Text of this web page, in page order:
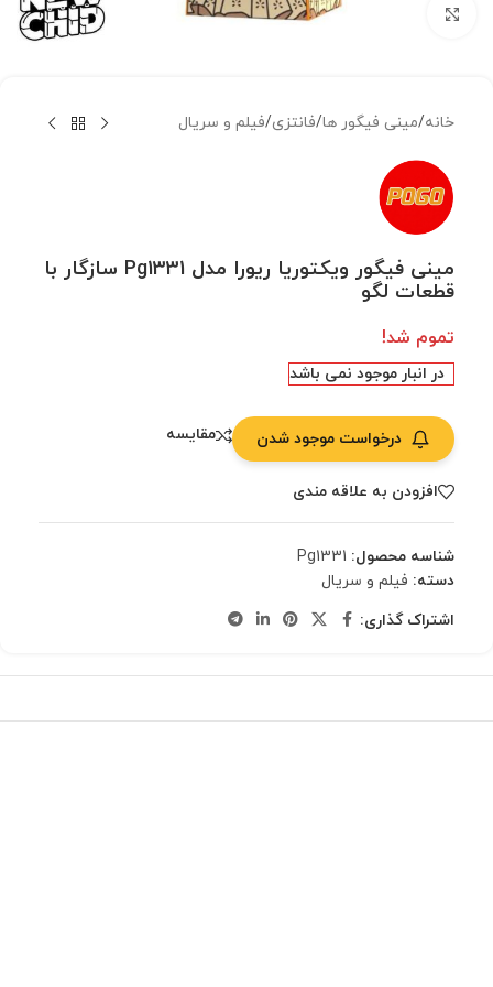
بزرگنمایی تصویر
خانه/مینی فیگور ها/فانتزی/فیلم و سریال
مینی فیگور ویکتوریا ریورا مدل Pg1331 سازگار با
قطعات لگو
تموم شد!
در انبار موجود نمی باشد
درخواست موجود شدن مقایسه
افزودن به علاقه مندی
شناسه محصول: Pg1331
دسته: فیلم و سریال
اشتراک گذاری: